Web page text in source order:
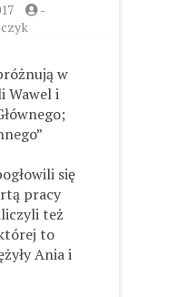
-
w
Wawel i
się
pracy
też
to
Ania i